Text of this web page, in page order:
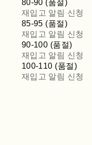
80-90 (품절)
재입고 알림 신청
85-95 (품절)
재입고 알림 신청
90-100 (품절)
재입고 알림 신청
100-110 (품절)
재입고 알림 신청